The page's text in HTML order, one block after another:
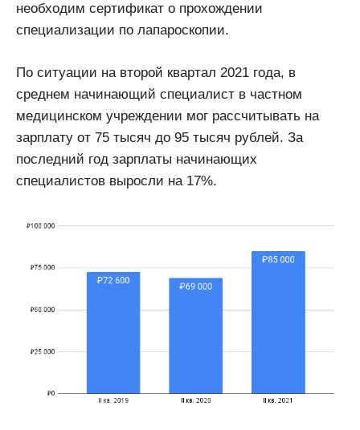
необходим сертификат о прохождении
специализации по лапароскопии.
По ситуации на второй квартал 2021 года, в
среднем начинающий специалист в частном
медицинском учреждении мог рассчитывать на
зарплату от 75 тысяч до 95 тысяч рублей. За
последний год зарплаты начинающих
специалистов выросли на 17%.